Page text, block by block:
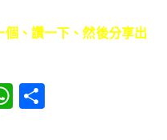
、讚一下、然後分享出
W
h